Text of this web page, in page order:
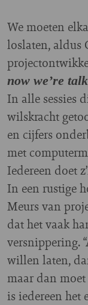
We moeten
loslaten, aldus
now we’re
In alle sessies
wilskracht
en cijfers
met
Iedereen doet
In een rustige
Meurs van
dat het vaak
versnippering.
willen laten,
maar dan
is iedereen het